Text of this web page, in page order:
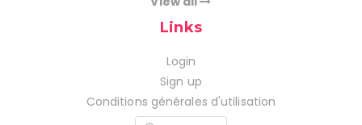
Links
Login
Sign up
Conditions générales d'utilisation